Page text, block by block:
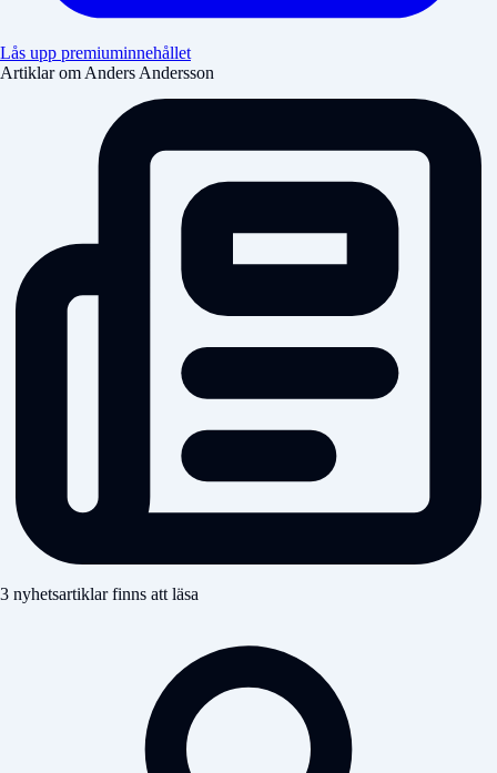
Lås upp premiuminnehållet
Artiklar om Anders Andersson
3 nyhetsartiklar finns att läsa